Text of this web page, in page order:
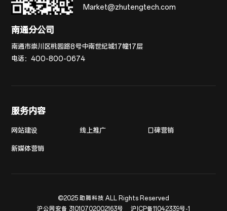
Market@zhutengtech.com
南通分公司
南通市崇川区桃园路8号中南世纪城17幢17层
电话：400-800-0674
服务内容
网站建设 线上推广 口碑营销
新媒体营销
©2025 助腾科技 ALL Rights Reserved
沪公网安备 31010702002163号
沪ICP备11042339号-1